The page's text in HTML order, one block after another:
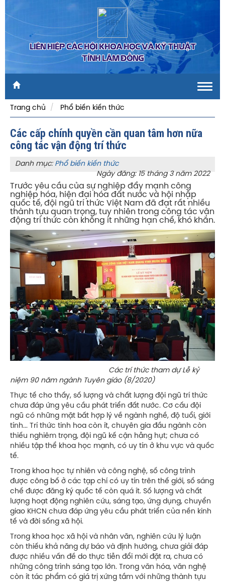
LIÊN HIỆP CÁC HỘI KHOA HỌC VÀ KỸ THUẬT
TỈNH LÂM ĐỒNG
Trang chủ
Phổ biến kiến thức
Các cấp chính quyền cần quan tâm hơn nữa
công tác vận động trí thức
Danh mục: Phổ biến kiến thức
Ngày đăng: 15 tháng 3 năm 2022
Trước yêu cầu của sự nghiệp đẩy mạnh công
nghiệp hóa, hiện đại hóa đất nước và hội nhập
quốc tế, đội ngũ trí thức Việt Nam đã đạt rất nhiều
thành tựu quan trọng, tuy nhiên trong công tác vận
động trí thức còn không ít những hạn chế, khó khăn.
Các trí thức tham dự Lễ kỷ
niệm 90 năm ngành Tuyên giáo (8/2020)
Thực tế cho thấy, số lượng và chất lượng đội ngũ trí thức
chưa đáp ứng yêu cầu phát triển đất nước. Cơ cấu đội
ngũ có những mặt bất hợp lý về ngành nghề, độ tuổi, giới
tính... Trí thức tinh hoa còn ít, chuyên gia đầu ngành còn
thiếu nghiêm trọng, đội ngũ kế cận hẫng hụt; chưa có
nhiều tập thể khoa học mạnh, có uy tín ở khu vực và quốc
tế.
Trong khoa học tự nhiên và công nghệ, số công trình
được công bố ở các tạp chí có uy tín trên thế giới, số sáng
chế được đăng ký quốc tế còn quá ít. Số lượng và chất
lượng hoạt động nghiên cứu, sáng tạo, ứng dụng, chuyển
giao KHCN chưa đáp ứng yêu cầu phát triển của nền kinh
tế và đời sống xã hội.
Trong khoa học xã hội và nhân văn, nghiên cứu lý luận
còn thiếu khả năng dự báo và định hướng, chưa giải đáp
được nhiều vấn đề do thực tiễn đổi mới đặt ra, chưa có
những công trình sáng tạo lớn. Trong văn hóa, văn nghệ
còn ít tác phẩm có giá trị xứng tầm với những thành tựu